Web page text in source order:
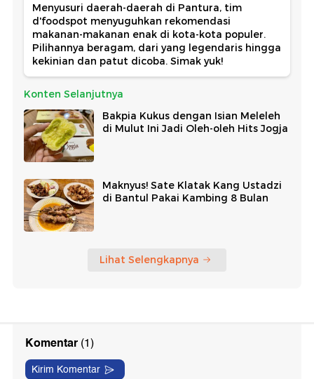
Menyusuri daerah-daerah di Pantura, tim
d'foodspot menyuguhkan rekomendasi
makanan-makanan enak di kota-kota populer.
Pilihannya beragam, dari yang legendaris hingga
kekinian dan patut dicoba. Simak yuk!
Konten Selanjutnya
Bakpia Kukus dengan Isian Meleleh
di Mulut Ini Jadi Oleh-oleh Hits Jogja
Maknyus! Sate Klatak Kang Ustadzi
di Bantul Pakai Kambing 8 Bulan
Lihat Selengkapnya